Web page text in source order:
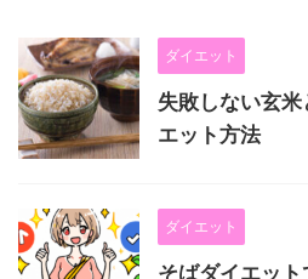
ダイエット
失敗しない玄
エット方法
ダイエット
そばダイエッ